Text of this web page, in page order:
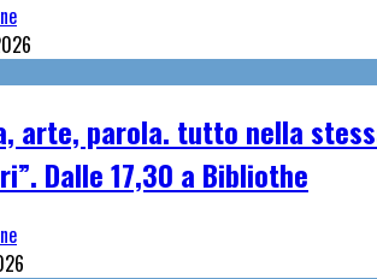
arte, parola. tutto nella
Dalle 17,30 a Bibliothe